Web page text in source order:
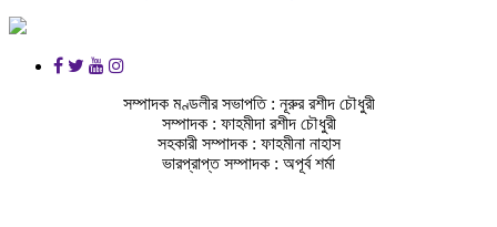
সম্পাদক মণ্ডলীর সভাপতি : নূরুর রশীদ চৌধুরী
সম্পাদক : ফাহমীদা রশীদ চৌধুরী
সহকারী সম্পাদক : ফাহমীনা নাহাস
ভারপ্রাপ্ত সম্পাদক : অপূর্ব শর্মা